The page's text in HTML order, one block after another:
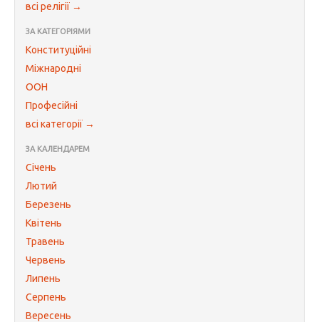
всі релігії →
ЗА КАТЕГОРІЯМИ
Конституційні
Міжнародні
ООН
Професійні
всі категорії →
ЗА КАЛЕНДАРЕМ
Січень
Лютий
Березень
Квітень
Травень
Червень
Липень
Серпень
Вересень